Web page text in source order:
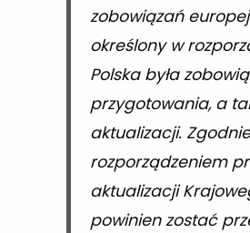
zobowiązań
określony w
Polska była
przygotowania, a
aktualizacji.
rozporządzeniem
aktualizacji
powinien zostać